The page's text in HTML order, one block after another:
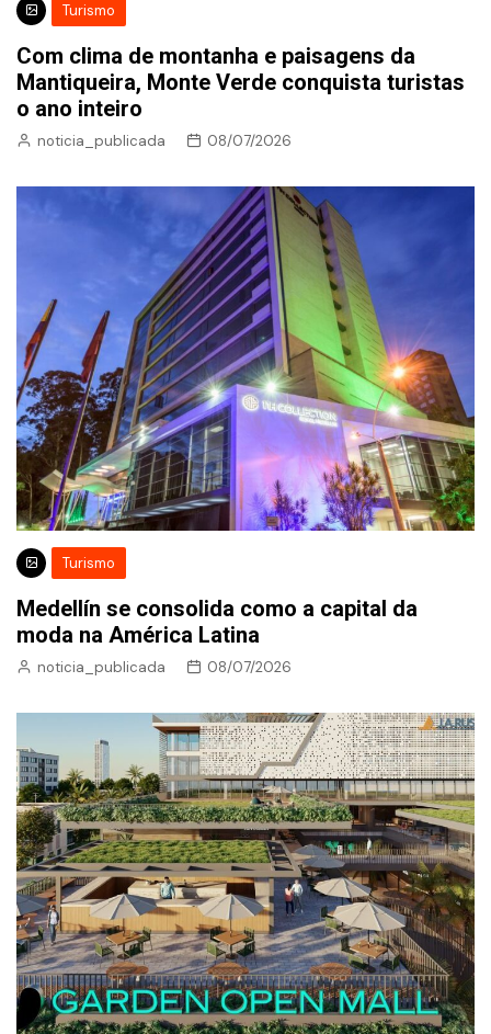
Turismo
Com clima de montanha e paisagens da
Mantiqueira, Monte Verde conquista turistas
o ano inteiro
noticia_publicada 08/07/2026
Turismo
Medellín se consolida como a capital da
moda na América Latina
noticia_publicada 08/07/2026